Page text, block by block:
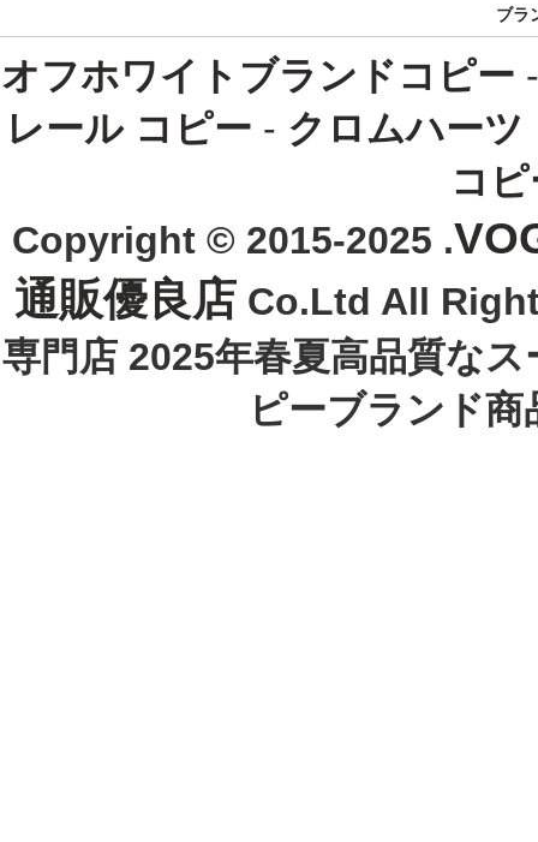
ブラ
オフホワイトブランドコピー
レール コピー - クロムハーツ
コ
Copyright © 2015-2025 .
通販優良店 Co.Ltd All
専門店 2025年春夏高品質な
ピーブランド